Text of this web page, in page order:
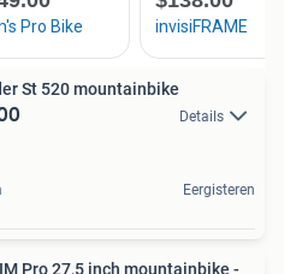
St 520 mountainbike
Details
Eergisteren
Pro 27,5 inch mountainbike -